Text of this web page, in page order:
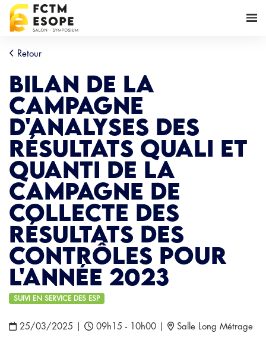
Retour
Bilan de la
campagne
d'analyses des
résultats quali et
quanti de la
campagne de
collecte des
résultats des
contrôles pour
l'année 2023
SUIVI EN SERVICE DES ESP
25/03/2025 09h15 - 10h00 Salle Long Métrage